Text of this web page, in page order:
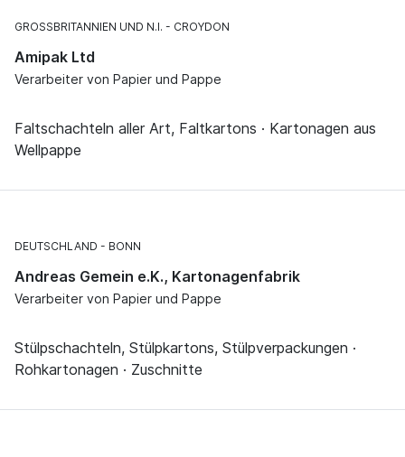
GROSSBRITANNIEN UND N.I. CROYDON
Amipak Ltd
Verarbeiter von Papier und Pappe
Faltschachteln aller Art, Faltkartons · Kartonagen aus
Wellpappe
DEUTSCHLAND BONN
Andreas Gemein e.K., Kartonagenfabrik
Verarbeiter von Papier und Pappe
Stülpschachteln, Stülpkartons, Stülpverpackungen ·
Rohkartonagen · Zuschnitte